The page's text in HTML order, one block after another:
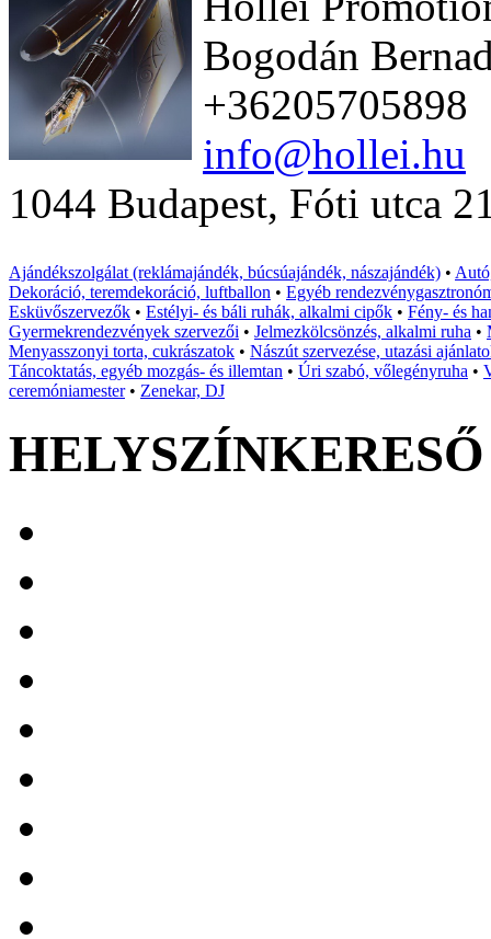
Bogodán
+36205705898
info@hollei.hu
1044 Budapest, Fóti utca
Ajándékszolgálat (reklámajándék, búcsúajándék, nászajándék) •
Dekoráció, teremdekoráció, luftballon • Egyéb
Esküvőszervezők • Estélyi- és báli ruhák, alkalmi cipők • Fény- és
Gyermekrendezvények szervezői • Jelmezkölcsönzés, alkalmi ruha •
Menyasszonyi torta, cukrászatok • Nászút szervezése, utazási
Táncoktatás, egyéb mozgás- és illemtan • Úri szabó, vőlegényruha •
ceremóniamester• Zenekar, DJ
HELYSZÍNKERESŐ